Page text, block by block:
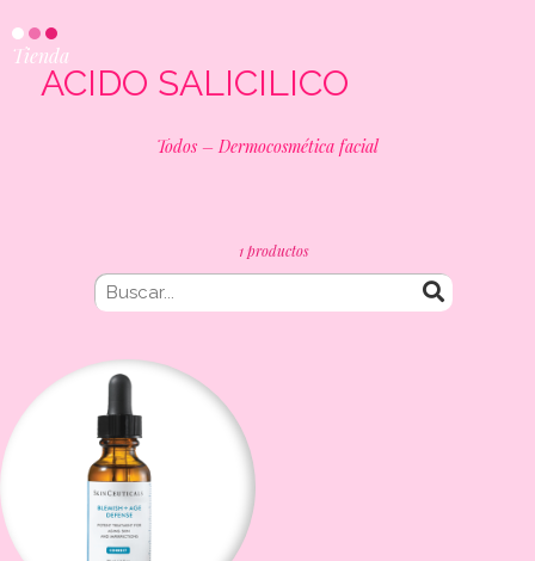
Tienda
ACIDO SALICILICO
Todos –Dermocosmética facial
1 productos